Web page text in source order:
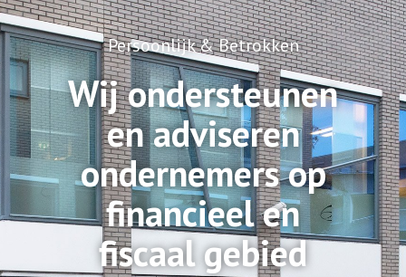
Persoonlijk & Betrokken
Wij ondersteunen
en adviseren
ondernemers op
financieel en
fiscaal gebied